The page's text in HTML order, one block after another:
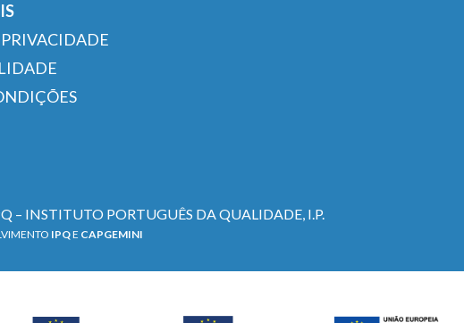
– INSTITUTO PORTUGUÊS DA QUALIDADE, I.P.
IPQE CAPGEMINI